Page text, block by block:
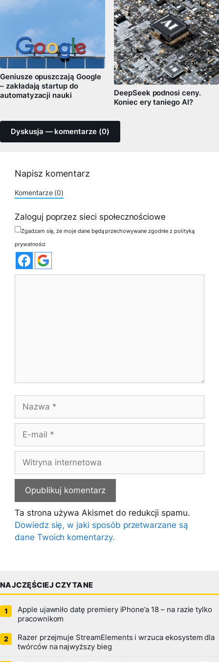
Geniusze opuszczają Google
– zakładają startup do
automatyzacji nauki
DeepSeek podnosi ceny.
Koniec ery taniego AI?
Dyskusja — komentarze (0)
Napisz komentarz
Komentarze (0)
Zaloguj poprzez sieci społecznościowe
Zgadzam się, że moje dane będą przechowywane zgodnie z polityką
prywatności
Nazwa
Witryna
internetowa
Ta strona używa Akismet do redukcji spamu.
Dowiedz się, w jaki sposób przetwarzane są
dane Twoich komentarzy.
NAJCZĘŚCIEJ CZYTANE
Apple ujawniło datę premiery iPhone’a 18 – na razie tylko
pracownikom
Razer przejmuje StreamElements i wrzuca ekosystem dla
twórców na najwyższy bieg